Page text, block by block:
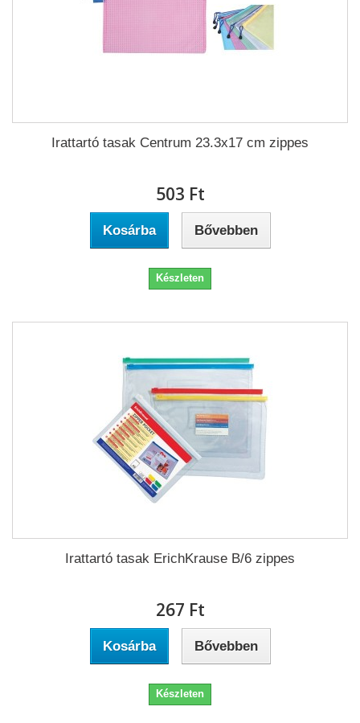
Irattartó tasak Centrum 23.3x17 cm zippes
503 Ft‎
Kosárba Bővebben
Készleten
Irattartó tasak ErichKrause B/6 zippes
267 Ft‎
Kosárba Bővebben
Készleten